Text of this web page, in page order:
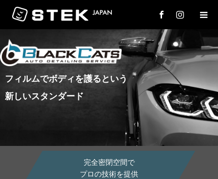
フィルムでボディを護るという
新しいスタンダード
完全密閉空間で
プロの技術を提供